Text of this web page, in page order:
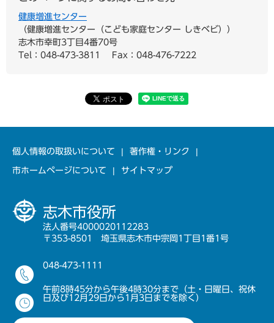
健康増進センター
健康増進センター（こども家庭センター しきベビ）
志木市幸町3丁目4番70号
Tel：048-473-3811
Fax：048-476-7222
個人情報の取扱いについて 著作権・リンク
市ホームページについて サイトマップ
志木市役所
法人番号4000020112283
〒353-8501 埼玉県志木市中宗岡1丁目1番1号
048-473-1111
午前8時45分から午後4時30分まで（土・日曜日、祝休
日及び12月29日から1月3日までを除く）